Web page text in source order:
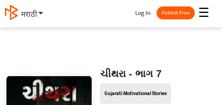
मराठी ☰
Log In Publish Free
ચીથરા - ભાગ 7
Gujarati Motivational Stories